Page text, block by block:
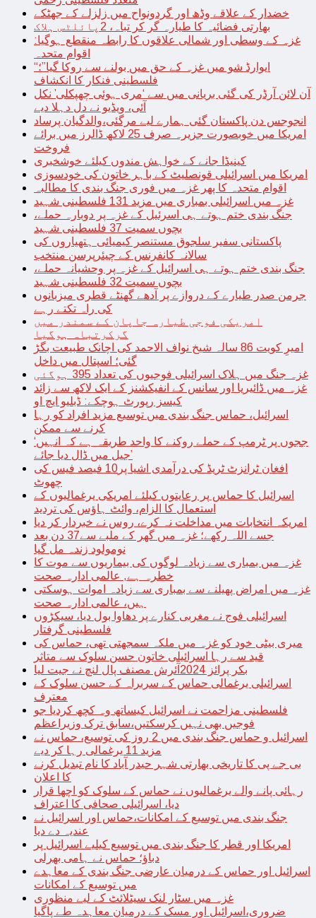
خضدار کے علاقے وڈھ اور گردونواح میں زلزلے کے جھٹکے
بھارتی فضائیہ کا طیارہ گر کر تباہ، 2پائلٹس ہلاک
غزہ کے وسطی اور شمالی علاقوں کا رابطہ منقطع ہوگیا:
اقوام متحدہ
“ایوارڈ شو میں غزہ کے حق میں بولنے سے روکا گیا”؛
فلسطینی فنکار کا انکشاف
آن لائن آرڈر کی گئی بریانی میں سے ‘مری ہوئی چھپکلی’ نکل
آئی، ویڈیو نے دل دہلا دیے
انجوجس دن پاکستان گئی ہمارے لیے مرگئی،والدگیان پرساد
امریکا میں خوبصورت جزیرہ صرف 25 لاکھ ڈالرز میں برائے
فروخت
کینیڈا جانے کے خواہش مندوں کیلئے خوشخبری
امریکا میں اسرائیلی قونصلیٹ کے باہر خاتون کی خودسوزی
اقوام متحدہ کا پھر غزہ میں فوری جنگ بندی کا مطالبہ
غزہ میں اسرائیلی بمباری میں مزید 131 فلسطینی شہید
جنگ بندی ختم ہوتے ہی اسرئیل کے غزہ پر دوبارہ حملے،
بچوں سمیت 37 فلسطینی شہید
پاکستانی سفیر سلجوق مستنصر کیمیائی ہتھیاروں کی
سالانہ کانفرنس کے چیئرپرسن منتخب
جنگ بندی ختم ہوتے ہی اسرائیل کے غزہ پر وحشیانہ حملے،
بچوں سمیت 32 فلسطینی شہید
جرمن صدر طیارے کے دروازے پر آدھے گھنٹے قطری میزبانوں
کی راہ تکتے رہے
امریکی فوجی طیارہ جاپان کے سمندر میں
گرکرتباہ ہوگیا
امیرِ کویت 86 سالہ شیخ نواف الاحمد کی اچانک طبیعت بگڑ
گئی؛ اسپتال میں داخل
غزہ جنگ میں ہلاک اسرائیلی فوجیوں کی تعداد 395 ہوگئی
غزہ میں ڈائیریا اور سانس کے انفیکشنز کے ایک لاکھ سے زائد
کیسز رپورٹ ہوچکے: ڈبلیو ایچ او
اسرائیل، حماس جنگ بندی میں توسیع مزید افراد کو رہا
کرنے سے ممکن
‘ججوں پر ٹرمپ کے حملے روکنے کا واحد طریقہ ہے کہ انہیں
جیل میں ڈال دیا جائے’
افغان ٹرانزٹ ٹریڈ کی درآمدی اشیا پر10 فیصد فیس کی
چھوٹ
اسرائیل کا حماس پر رعایتوں کیلئے امریکی یرغمالیوں کے
استعمال کا الزام، وائٹ ہاؤس کی تردید
امریکہ انتخابات میں مداخلت نہ کرے، روس نے خبردار کر دیا
جسے اللہ رکھے؛ غزہ میں گھر کے ملبے سے37 دن بعد
نومولود زندہ مل گیا
غزہ میں بمباری سے زیادہ لوگوں کی بیماریوں سے موت کا
خطرہ ہے, عالمی ادارہ صحت
غزہ میں امراض پھیلنے سے بمباری سے زیادہ اموات ہوسکتی
ہیں، عالمی ادارہ صحت
اسرائیلی فوج نے مغربی کنارے پر دھاوا بول دیا، سیکڑوں
فلسطینی گرفتار
میری بیٹی خود کو غزہ میں ملکہ سمجھتی تھی، حماس کی
قید سے رہا اسرائیلی خاتون حسن سلوک سے متاثر
بکر پرائز 2024آئرش مصنف پال لنچ نے جیت لیا
اسرائیلی یرغمالی حماس کے سربراہ کے حسن سلوک کے
معترف
فلسطینی مزاحمت نے اسرائیل کیساتھ وہ کچھ کردیا جو
فوجیں بھی نہیں کرسکتیں،سابق ترک وزیراعظم
اسرائیل و حماس جنگ بندی میں 2 روز کی توسیع، حماس نے
مزید 11 یرغمالی رہا کر دیے
بی جے پی کا تاریخی بھارتی شہر حیدر آباد کا نام تبدیل کرنے
کا اعلان
رہائی پانے والے یرغمالیوں نے حماس کے سلوک کو اچھا قرار
دیا، اسرائیلی صحافی کا اعتراف
جنگ بندی میں توسیع کے امکانات،حماس اور اسرائیل نے
عندیہ دے دیا
امریکا اور قطر کا جنگ بندی میں توسیع کیلیے اسرائیل پر
دباؤ؛ حماس نے ہامی بھرلی
اسرائیل اور حماس کے درمیان عارضی جنگ بندی کے معاہدے
میں توسیع کے امکانات
غزہ میں سٹار لنک سیٹلائٹ کے لیے منظوری
ضروری،اسرائیل اور مسک کے درمیان معاہدہ طے پاگیا